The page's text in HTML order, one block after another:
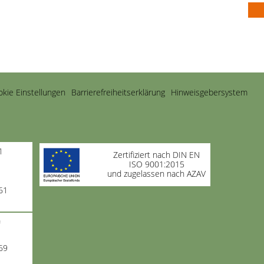
Einstellungen Barrierefreiheitserklärung Hinweisgebersystem
Zertifiziert nach DIN EN
ISO 9001:2015
und zugelassen nach AZAV